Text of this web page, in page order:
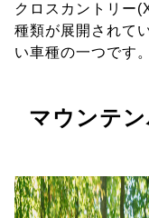
クロスカントリー
種類が展開されて
い車種の一つです。
マウンテ